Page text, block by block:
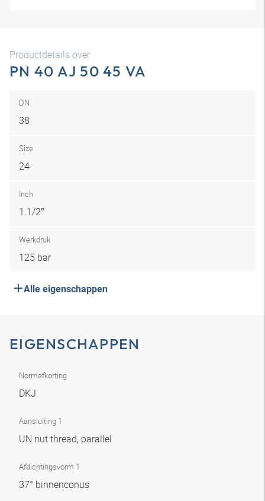
Productdetails over
PN 40 AJ 50 45 VA
DN
38
Size
24
Inch
1.1/2″
Werkdruk
125 bar
Alle eigenschappen
EIGENSCHAPPEN
Normafkorting
DKJ
Aansluiting 1
UN nut thread, parallel
Afdichtingsvorm 1
37° binnenconus